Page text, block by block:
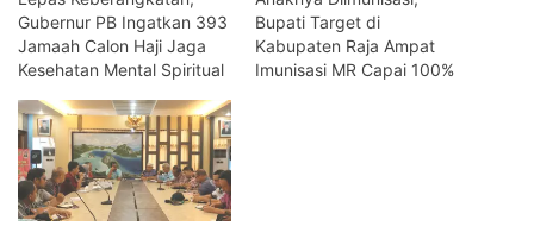
Gubernur PB Ingatkan 393
Jamaah Calon Haji Jaga
Kesehatan Mental Spiritual
Bupati Target di
Kabupaten Raja Ampat
Imunisasi MR Capai 100%